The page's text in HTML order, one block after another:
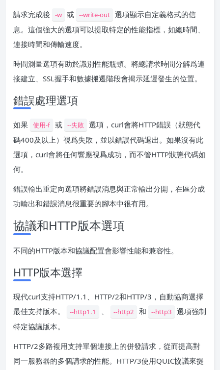
請求完成後 -w 或 --write-out 選項顯示自定義格式的信
息。這個強大的選項可以提取特定的性能指標，如總時間、
連接時間和傳輸速度。
時間測量選項有助於識別性能瓶頸。將總請求時間分解爲連
接建立、SSL握手和數據搬遷階段會揭示延遲發生的位置。
錯誤處理選項
如果 使用-f 或 --失敗
選項，curl會將HTTP錯誤（狀態代
碼400及以上）視爲失敗，並以錯誤代碼退出。如果沒有此
選項，curl會將任何響應視爲成功，而不管HTTP狀態代碼如
何。
錯誤輸出重定向選項將錯誤消息與正常輸出分開，在區分成
功輸出和錯誤消息很重要的腳本中很有用。
協議和HTTP版本選項
不同的HTTP版本和協議配置會影響性能和兼容性。
HTTP版本選擇
現代curl支持HTTP/1.1、HTTP/2和HTTP/3，自動協商選擇
最佳支持版本。
--http1.1 、 --http2 和 --http3
選項強制
特定協議版本。
HTTP/2多路複用支持單個連接上的併發請求，從而提高對
同一服務器的多個請求的性能。HTTP/3使用QUIC協議來提